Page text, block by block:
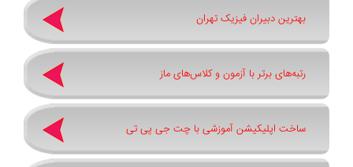
بهترین دبیران فیزیک تهران
رتبه‌های برتر با آزمون و کلاس‌های ماز
ساخت اپلیکیشن آموزشی با چت جی پی تی